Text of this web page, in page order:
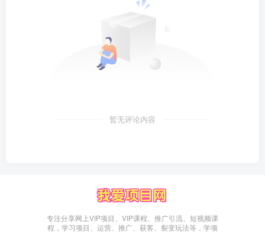
暂无评论内容
专注分享网上VIP项目、VIP课程、推广引流、短视频课
程，学习项目、运营、推广、获客、裂变玩法等，学项